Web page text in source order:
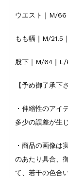
ウエスト｜M/
もも幅｜M/21.5
股下｜M/64｜
【予め御了承下
・伸縮性のアイ
多少の誤差が生
・商品の画像は
のあたり具合、
て、若干の色合